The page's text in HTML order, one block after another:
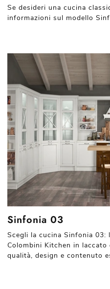
Se desideri una cucina
informazioni sul modello
Sinfonia 03
Scegli la cucina Sinfonia 03:
Colombini Kitchen in
qualità, design e contenuto